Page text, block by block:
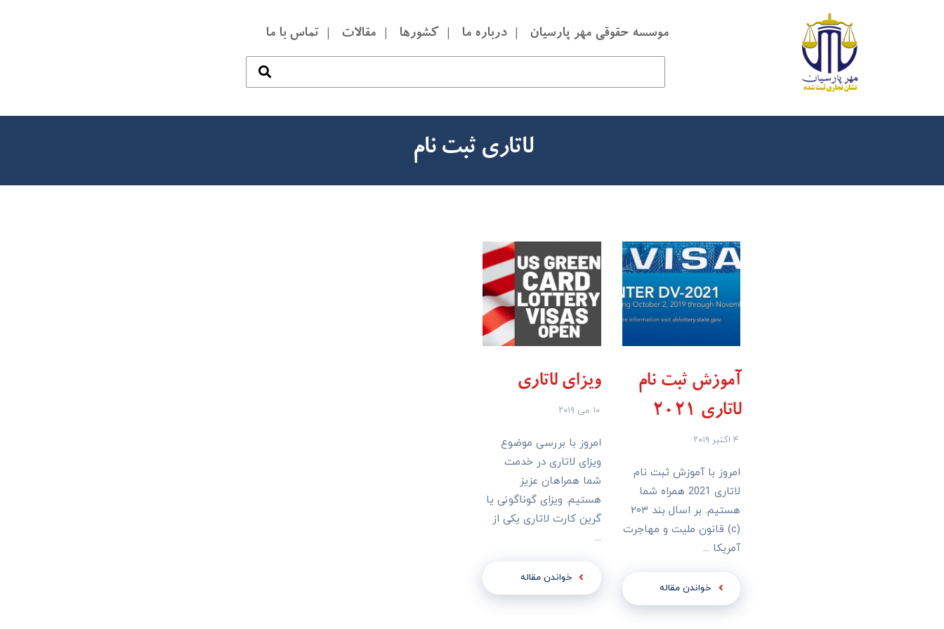
موسسه حقوقی مهر پارسیان درباره ما کشورها مقالات تماس با ما
لاتاری ثبت نام
آموزش ثبت نام
لاتاری 2021
۴ اکتبر ۲۰۱۹
امروز با آموزش ثبت نام
لاتاری 2021 همراه شما
هستیم. بر اسال بند ۲۰۳
(c) قانون ملیت و مهاجرت
آمریکا ...
خواندن مقاله
ویزای لاتاری
۱۰ می ۲۰۱۹
امروز با بررسی موضوع
ویزای لاتاری در خدمت
شما همراهان عزیز
هستیم. ویزای گوناگونی یا
گرین کارت لاتاری یکی از
...
خواندن مقاله